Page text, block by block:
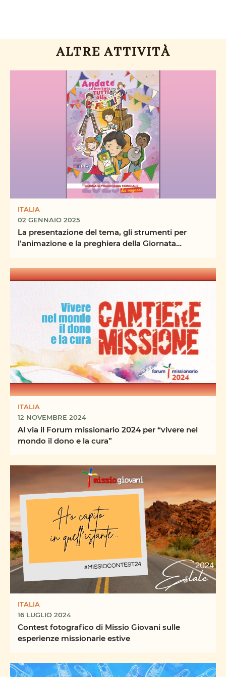
ALTRE ATTIVITÀ
ITALIA
02 GENNAIO 2025
La presentazione del tema, gli strumenti per
l’animazione e la preghiera della Giornata
ITALIA
12 NOVEMBRE 2024
Al via il Forum missionario 2024 per “vivere nel
mondo il dono e la cura”
ITALIA
16 LUGLIO 2024
Contest fotografico di Missio Giovani sulle
esperienze missionarie estive